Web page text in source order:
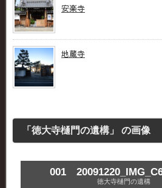
安楽寺
地蔵寺
「徳大寺樋門の遺構」 の画像
001
徳大寺樋門の遺構